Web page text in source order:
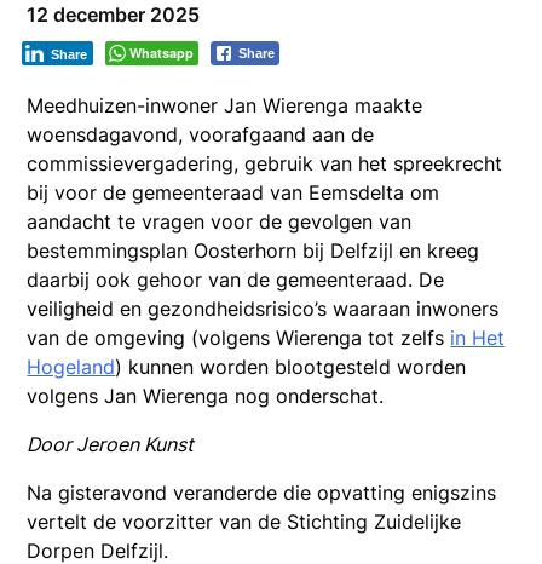
12 december 2025
Whatsapp Share
Share
Meedhuizen-inwoner Jan Wierenga maakte
woensdagavond, voorafgaand aan de
commissievergadering, gebruik van het spreekrecht
bij voor de gemeenteraad van Eemsdelta om
aandacht te vragen voor de gevolgen van
bestemmingsplan Oosterhorn bij Delfzijl en kreeg
daarbij ook gehoor van de gemeenteraad. De
veiligheid en gezondheidsrisico’s waaraan inwoners
van de omgeving (volgens Wierenga tot zelfs in Het
Hogeland) kunnen worden blootgesteld worden
volgens Jan Wierenga nog onderschat.
Door Jeroen Kunst
Na gisteravond veranderde die opvatting enigszins
vertelt de voorzitter van de Stichting Zuidelijke
Dorpen Delfzijl.